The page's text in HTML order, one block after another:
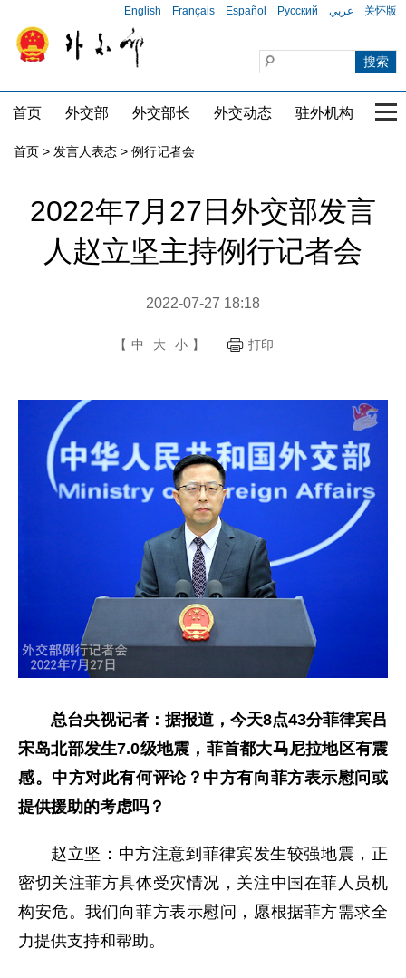
English Français Español Русский عربي 关怀版
首页 外交部 外交部长 外交动态 驻外机构 国
首页 > 发言人表态 > 例行记者会
2022年7月27日外交部发言
人赵立坚主持例行记者会
2022-07-27 18:18
【 中 大 小 】 打印
总台央视记者：据报道，今天8点43分菲律宾吕
宋岛北部发生7.0级地震，菲首都大马尼拉地区有震
感。中方对此有何评论？中方有向菲方表示慰问或
提供援助的考虑吗？
赵立坚：中方注意到菲律宾发生较强地震，正
密切关注菲方具体受灾情况，关注中国在菲人员机
构安危。我们向菲方表示慰问，愿根据菲方需求全
力提供支持和帮助。